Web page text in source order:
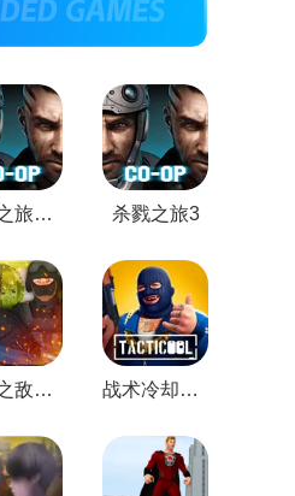
杀戮之旅3中文内购版 杀戮之旅3
正义之敌3中文版 战术冷却2025年最新版